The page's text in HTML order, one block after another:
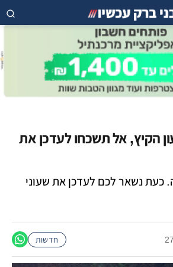
הקיץ, אל תשכחו לעדכן את
כעת נשאר לכם לעדכן את שעוני
חדשות